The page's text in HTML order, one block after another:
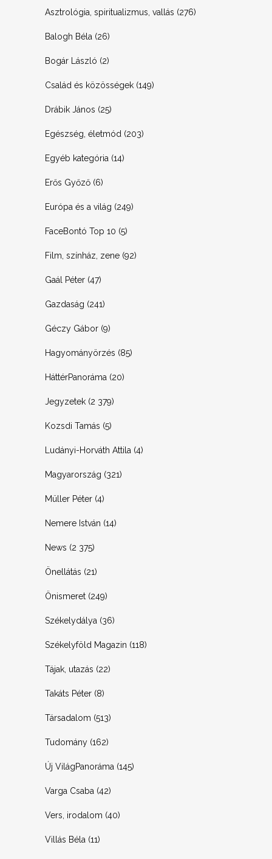
Asztrológia, spiritualizmus, vallás (276)
Balogh Béla (26)
Bogár László (2)
Család és közösségek (149)
Drábik János (25)
Egészség, életmód (203)
Egyéb kategória (14)
Erős Győző (6)
Európa és a világ (249)
FaceBontó Top 10 (5)
Film, színház, zene (92)
Gaál Péter (47)
Gazdaság (241)
Géczy Gábor (9)
Hagyományörzés (85)
HáttérPanoráma (20)
Jegyzetek (2 379)
Kozsdi Tamás (5)
Ludányi-Horváth Attila (4)
Magyarország (321)
Müller Péter (4)
Nemere István (14)
News (2 375)
Önellátás (21)
Önismeret (249)
Székelydálya (36)
Székelyföld Magazin (118)
Tájak, utazás (22)
Takáts Péter (8)
Társadalom (513)
Tudomány (162)
Új VilágPanoráma (145)
Varga Csaba (42)
Vers, irodalom (40)
Villás Béla (11)